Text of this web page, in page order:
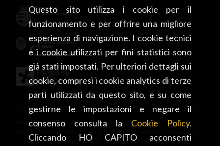
Questo sito utilizza i cookie per il
funzionamento e per offrire una migliore
esperienza di navigazione. I cookie tecnici
e i cookie utilizzati per fini statistici sono
già stati impostati. Per ulteriori dettagli sui
cookie, compresi i cookie analytics di terze
parti utilizzati da questo sito, e su come
gestirne le impostazioni e negare il
consenso consulta la Cookie Policy.
Cliccando HO CAPITO acconsenti
Infopoint Cremona • Piazza del Comune, 5 – 26100 Cremona •
Copyright 2026 • All rights reserved